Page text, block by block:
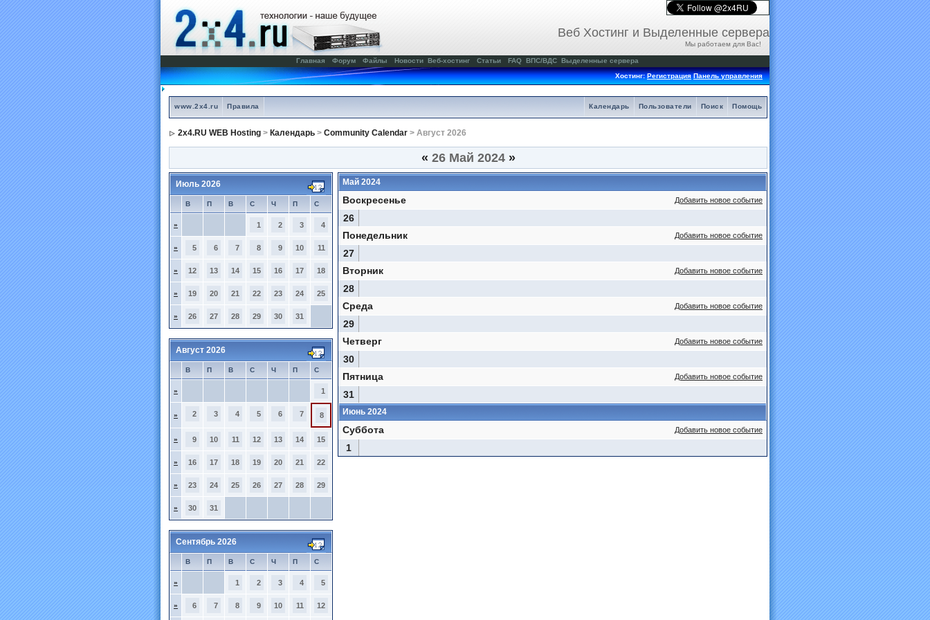
Веб Хостинг и Выделенные сервера
Мы работаем для Вас!
Главная Форум Файлы Новости Веб-хостинг Статьи FAQ ВПС/ВДС Выделенные сервера
Хостинг:Регистрация Панель управления
www.2x4.ru Правила Помощь
Поиск
Пользователи
Календарь
2x4.RU WEB Hosting > Календарь > Community Calendar > Август 2026
« 26 Май 2024 »
Июль 2026
В П В С Ч П С
» 1 2 3 4
» 5 6 7 8 9 10 11
» 12 13 14 15 16 17 18
» 19 20 21 22 23 24 25
» 26 27 28 29 30 31
Август 2026
В П В С Ч П С
» 1
» 2 3 4 5 6 7 8
» 9 10 11 12 13 14 15
» 16 17 18 19 20 21 22
» 23 24 25 26 27 28 29
» 30 31
Сентябрь 2026
В П В С Ч П С
» 1 2 3 4 5
» 6 7 8 9 10 11 12
Май 2024
Добавить новое событие
Воскресенье
26
Добавить новое событие
Понедельник
27
Добавить новое событие
Вторник
28
Добавить новое событие
Среда
29
Добавить новое событие
Четверг
30
Добавить новое событие
Пятница
31
Июнь 2024
Добавить новое событие
Суббота
1